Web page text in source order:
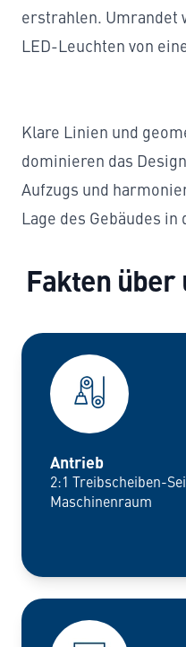
erstrahlen. Umrandet
LED-Leuchten von
Klare Linien und
dominieren das
Aufzugs und
Lage des Gebäudes
Fakten über
Antrieb
2:1 Treibscheiben-
Maschinenraum